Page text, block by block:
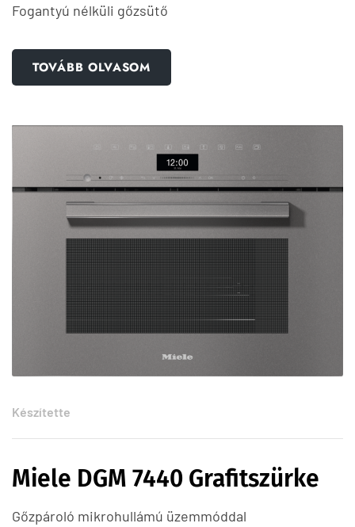
Fogantyú nélküli gőzsütő
TOVÁBB OLVASOM
Készítette
Miele DGM 7440 Grafitszürke
Gőzpároló mikrohullámú üzemmóddal